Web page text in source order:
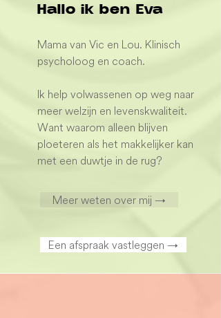
Hallo ik ben Eva
Mama van Vic en Lou. Klinisch
psycholoog en coach.
Ik help volwassenen op weg naar
meer welzijn en levenskwaliteit.
Want waarom alleen blijven
ploeteren als het makkelijker kan
met een duwtje in de rug?
Meer weten over mij →
Een afspraak vastleggen →